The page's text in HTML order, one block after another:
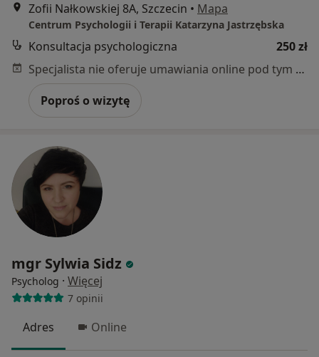
Zofii Nałkowskiej 8A, Szczecin • Mapa
Centrum Psychologii i Terapii Katarzyna Jastrzębska
Konsultacja psychologiczna
250 zł
Specjalista nie oferuje umawiania online pod tym adresem.
Poproś o wizytę
mgr Sylwia Sidz
Psycholog · Więcej
7 opinii
Adres Online